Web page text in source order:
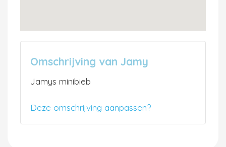
Omschrijving van Jamy
Jamys minibieb
Deze omschrijving aanpassen?